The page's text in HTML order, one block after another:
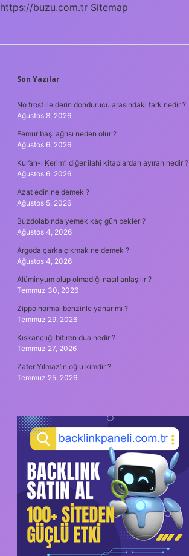
https://buzu.com.tr Sitemap
SIDEBAR
Son Yazılar
No frost ile derin dondurucu arasındaki fark nedir ?
Ağustos 8, 2026
Femur başı ağrısı neden olur ?
Ağustos 6, 2026
Kur’an-ı Kerim’i diğer ilahi kitaplardan ayıran nedir ?
Ağustos 6, 2026
Azat edin ne demek ?
Ağustos 5, 2026
Buzdolabında yemek kaç gün bekler ?
Ağustos 4, 2026
Argoda çarka çıkmak ne demek ?
Ağustos 4, 2026
Alüminyum olup olmadığı nasıl anlaşılır ?
Temmuz 30, 2026
Zippo normal benzinle yanar mı ?
Temmuz 29, 2026
Kıskançlığı bitiren dua nedir ?
Temmuz 27, 2026
Zafer Yılmaz’ın oğlu kimdir ?
Temmuz 25, 2026